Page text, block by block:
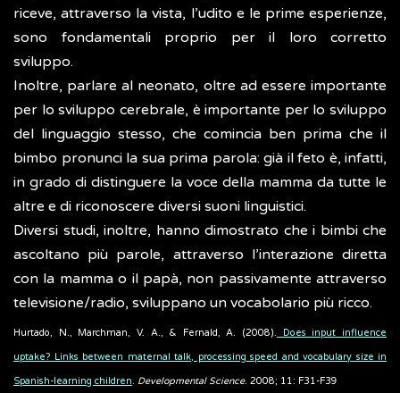
riceve, attraverso la vista, l’udito e le prime esperienze,
sono fondamentali proprio per il loro corretto
sviluppo.
Inoltre, parlare al neonato, oltre ad essere importante
per lo sviluppo cerebrale, è importante per lo sviluppo
del linguaggio stesso, che comincia ben prima che il
bimbo pronunci la sua prima parola: già il feto è, infatti,
in grado di distinguere la voce della mamma da tutte le
altre e di riconoscere diversi suoni linguistici.
Diversi studi, inoltre, hanno dimostrato che i bimbi che
ascoltano più parole, attraverso l’interazione diretta
con la mamma o il papà, non passivamente attraverso
televisione/radio, sviluppano un vocabolario più ricco.
Hurtado, N., Marchman, V. A., & Fernald, A. (2008). Does input influence
uptake? Links between maternal talk, processing speed and vocabulary size in
Spanish-learning children. Developmental Science. 2008; 11: F31-F39